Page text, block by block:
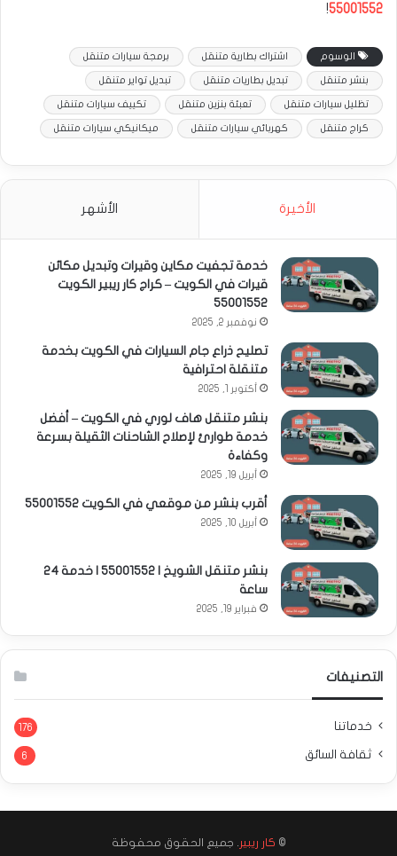
55001552
!
الوسوم اشتراك بطارية متنقل برمجة سيارات متنقل
بنشر متنقل تبديل بطاريات متنقل تبديل تواير متنقل
تظليل سيارات متنقل تعبئة بنزين متنقل تكييف سيارات متنقل
كراج متنقل كهربائي سيارات متنقل ميكانيكي سيارات متنقل
الأخيرة الأشهر
خدمة تجفيت مكاين وقيرات وتبديل مكائن
قيرات في الكويت – كراج كار ريبير الكويت
55001552
نوفمبر 2, 2025
تصليح ذراع جام السيارات في الكويت بخدمة
متنقلة احترافية
أكتوبر 1, 2025
بنشر متنقل هاف لوري في الكويت – أفضل
خدمة طوارئ لإصلاح الشاحنات الثقيلة بسرعة
وكفاءة
أبريل 19, 2025
أقرب بنشر من موقعي في الكويت 55001552
أبريل 10, 2025
بنشر متنقل الشويخ | 55001552 | خدمة 24
ساعة
فبراير 19, 2025
التصنيفات
خدماتنا 176
ثقافة السائق 6
© كار ريبير . جميع الحقوق محفوظة